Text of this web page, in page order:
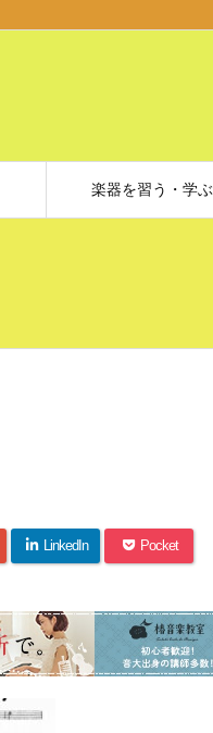
楽器を習う・学ぶ
LinkedIn Pocket